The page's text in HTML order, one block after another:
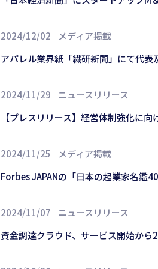
2024/12/02
メディア掲載
アパレル業界紙「繊研新聞」にて代表
2024/11/29
ニュースリリース
【プレスリリース】経営体制強化に
2024/11/25
メディア掲載
Forbes JAPANの「日本の起業家名鑑
2024/11/07
ニュースリリース
資金調達クラウド、サービス開始か